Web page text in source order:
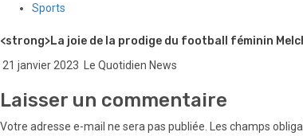
Sports
<strong>La joie de la prodige du football féminin
21 janvier 2023 Le Quotidien News
Laisser un commentaire
Votre adresse e-mail ne sera pas publiée. Les champs